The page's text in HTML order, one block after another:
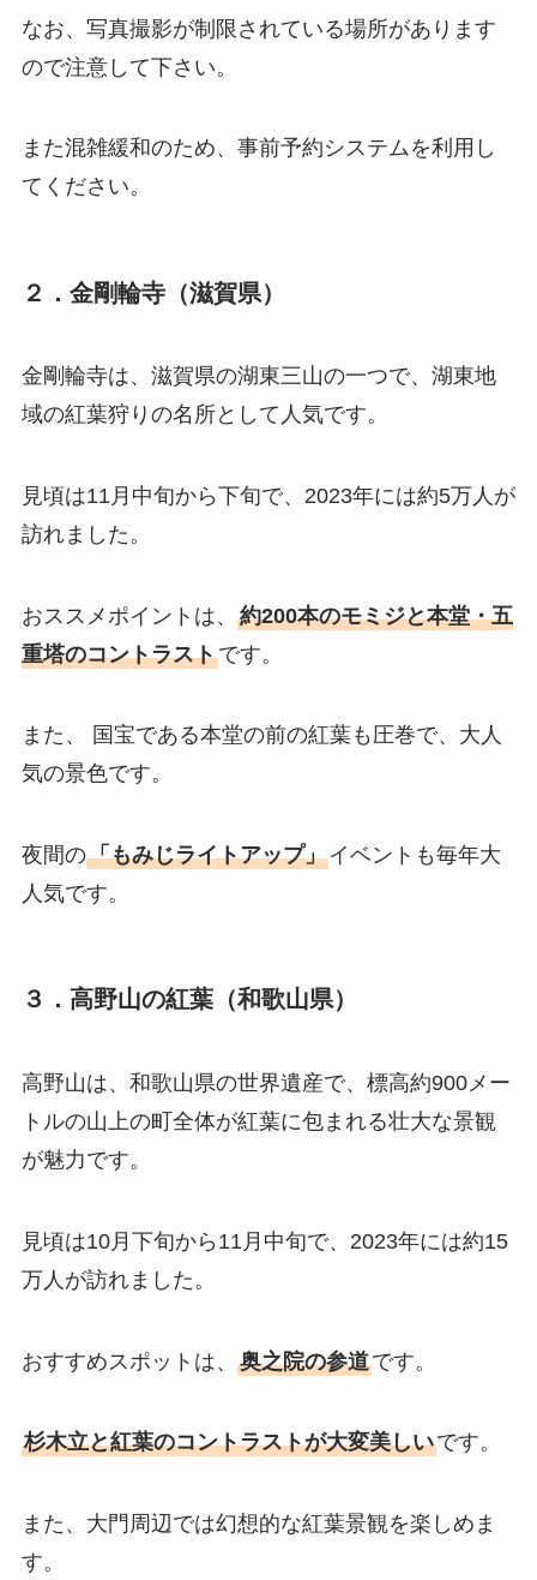
なお、写真撮影が制限されている場所があります
ので注意して下さい。
また混雑緩和のため、事前予約システムを利用し
てください。
２．金剛輪寺（滋賀県）
金剛輪寺は、滋賀県の湖東三山の一つで、湖東地
域の紅葉狩りの名所として人気です。
見頃は11月中旬から下旬で、2023年には約5万人が
訪れました。
おススメポイントは、 約200本のモミジと本堂・五
重塔のコントラストです。
また、 国宝である本堂の前の紅葉も圧巻で、大人
気の景色です。
夜間の「もみじライトアップ」イベントも毎年大
人気です。
３．高野山の紅葉（和歌山県）
高野山は、和歌山県の世界遺産で、標高約900メー
トルの山上の町全体が紅葉に包まれる壮大な景観
が魅力です。
見頃は10月下旬から11月中旬で、2023年には約15
万人が訪れました。
おすすめスポットは、 奥之院の参道です。
杉木立と紅葉のコントラストが大変美しいです。
また、大門周辺では幻想的な紅葉景観を楽しめま
す。